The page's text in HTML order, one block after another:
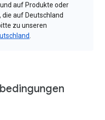
auf Produkte oder
die auf Deutschland
zu unseren